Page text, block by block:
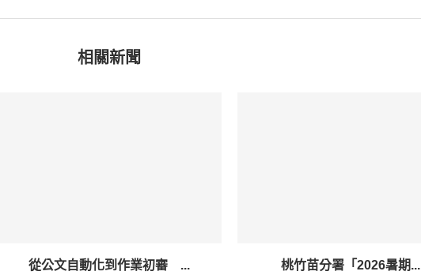
相關新聞
從公文自動化到作業初審 ...
桃竹苗分署「2026暑期...